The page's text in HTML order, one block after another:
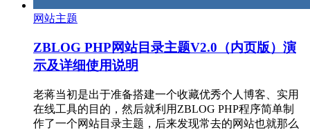
网站主题
ZBLOG PHP网站目录主题V2.0（内页版）演
示及详细使用说明
老蒋当初是出于准备搭建一个收藏优秀个人博客、实用
在线工具的目的，然后就利用ZBLOG PHP程序简单制
作了一个网站目录主题，后来发现常去的网站也就那么